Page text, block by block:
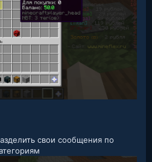
свои сообщения по